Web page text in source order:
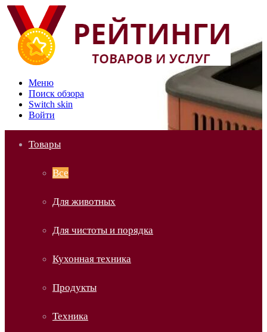
Меню
Поиск обзора
Switch skin
Войти
Товары
Все
Для животных
Для чистоты и порядка
Кухонная техника
Продукты
Техника